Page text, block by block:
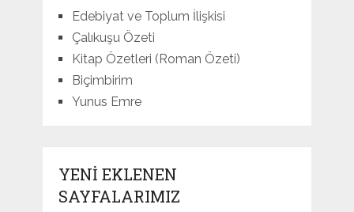
Edebiyat ve Toplum İlişkisi
Çalıkuşu Özeti
Kitap Özetleri (Roman Özeti)
Biçimbirim
Yunus Emre
YENI EKLENEN
SAYFALARIMIZ